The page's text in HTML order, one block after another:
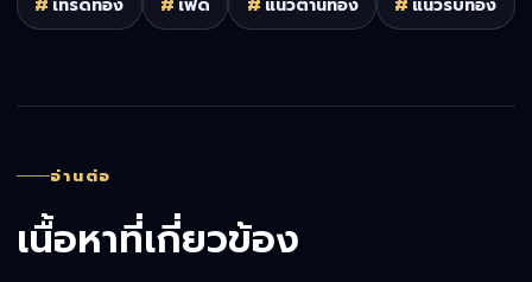
อ่านต่อ
เนื้อหาที่เกี่ยวข้อง